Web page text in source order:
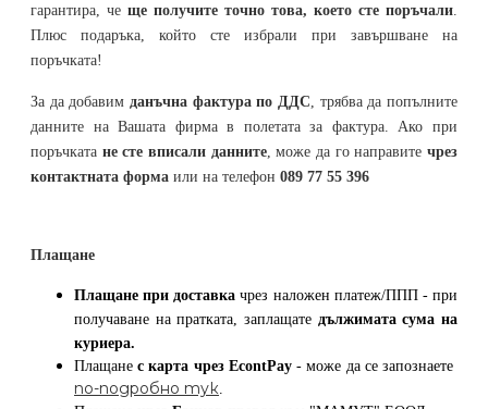
гарантира, че ще получите точно това, което сте поръчали
Плюс подаръка, който сте избрали при завършване на
поръчката!
За да добавим данъчна фактура по ДДС , трябва да попълните
данните на Вашата фирма в полетата за фактура. Ако при
поръчката не сте вписали данните, може да го направитечрез
контактната форма или на телефон 089 77 55 396
Плащане
Плащане при доставка чрез наложен платеж/ППП - при
получаване на пратката, заплащате дължимата сума на
куриера.
Плащанес карта чрез EcontPay- може да се запознаете
по-подробно тук